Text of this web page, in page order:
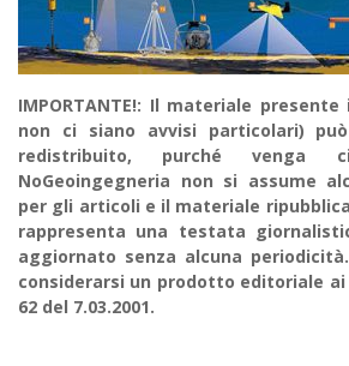
IMPORTANTE!: Il materiale
non ci siano avvisi particolari)
redistribuito, purché venga
NoGeoingegneria non si assume
per gli articoli e il materiale
rappresenta una testata
aggiornato senza alcuna
considerarsi un prodotto editoriale
62 del 7.03.2001.